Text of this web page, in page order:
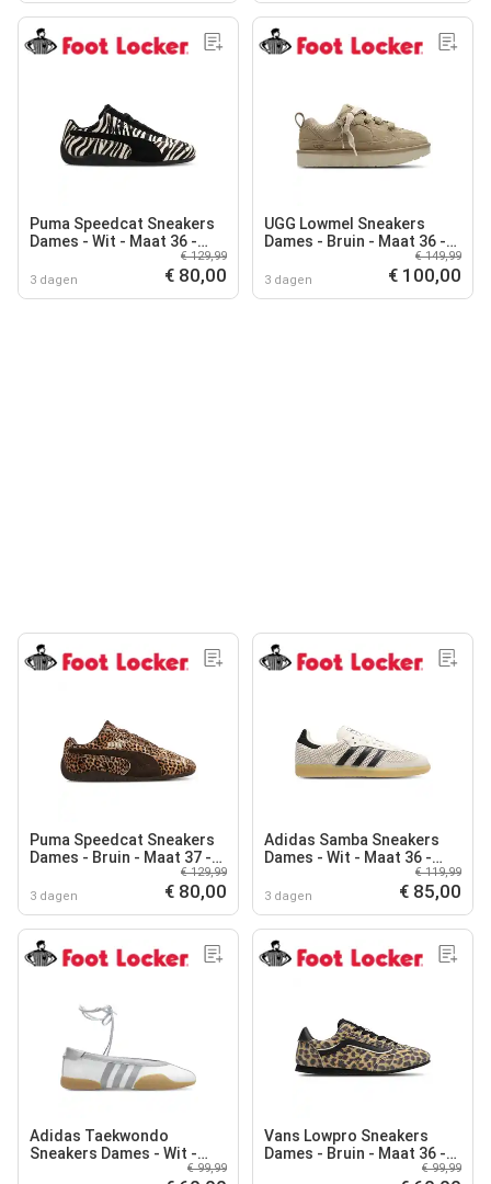
Puma Speedcat Sneakers
Dames - Wit - Maat 36 -
3 dagen
€ 129,99
€ 80,00
UGG Lowmel Sneakers
Dames - Bruin - Maat 36 -
3 dagen
€ 149,99
€ 100,00
Puma Speedcat Sneakers
Dames - Bruin - Maat 37 -
3 dagen
€ 129,99
€ 80,00
Adidas Samba Sneakers
Dames - Wit - Maat 36 -
3 dagen
€ 119,99
€ 85,00
Adidas Taekwondo
Sneakers Dames - Wit -
€ 99,99
Vans Lowpro Sneakers
Dames - Bruin - Maat 36 -
€ 99,99